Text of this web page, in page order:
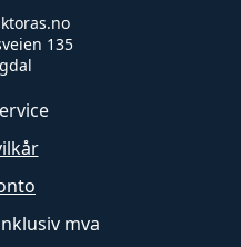
135
mva